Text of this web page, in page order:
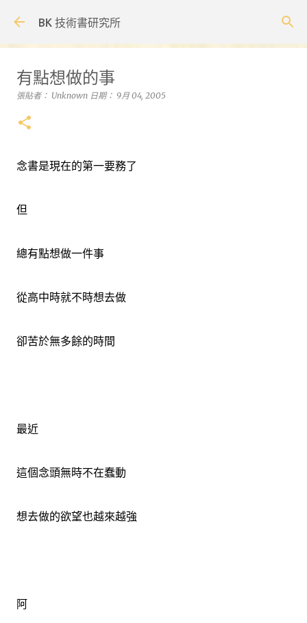
BK 技術書研究所
有點想做的事
張貼者： Unknown 日期： 9月 04, 2005
念書是現在的第一要務了
但
總有點想做一件事
從高中時就不時想去做
卻苦於無多餘的時間
最近
這個念頭無時不在蠢動
想去做的欲望也越來越強
阿